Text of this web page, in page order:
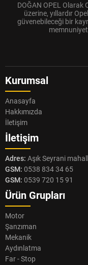
DOĞAN OPEL Olarak
üzerine, yıllardır
güvenebileceği bir
Kurumsal
Anasayfa
Hakkımızda
İletişim
İletişim
Adres: Aşık Seyrani
GSM: 0538 834 34 65
GSM: 0539 720 15 91
Ürün Grupları
Motor
Şanzıman
Mekanik
Aydınlatma
Far - Stop